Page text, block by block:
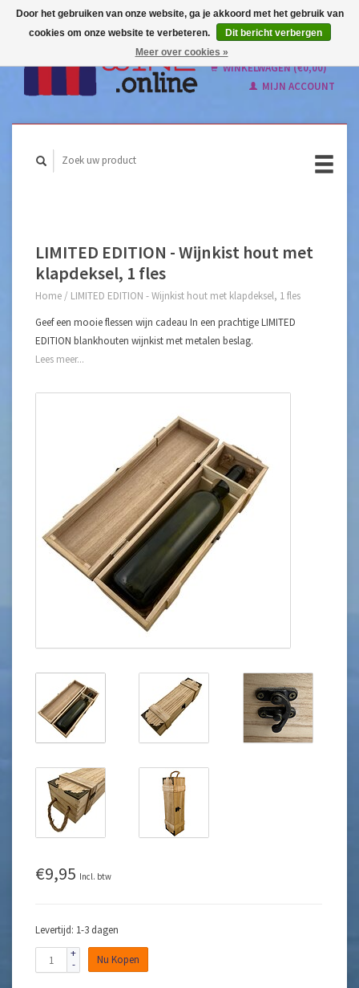
Nederlands
WINKELWAGEN (€0,00)
MIJN ACCOUNT
LIMITED EDITION - Wijnkist hout met
klapdeksel, 1 fles
Home / LIMITED EDITION - Wijnkist hout met klapdeksel, 1 fles
Geef een mooie flessen wijn cadeau In een prachtige LIMITED
EDITION blankhouten wijnkist met metalen beslag.
Lees meer...
€9,95 Incl. btw
Levertijd: 1-3 dagen
+
-
Nu Kopen
Door het gebruiken van onze website, ga je akkoord met het gebruik van
cookies om onze website te verbeteren.
Dit bericht verbergen
Meer over cookies »